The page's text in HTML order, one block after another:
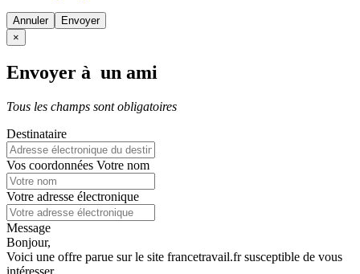
Annuler
×
Envoyer à un ami
Tous les champs sont obligatoires
Destinataire
Vos coordonnées Votre nom
Votre adresse électronique
Message
Bonjour,
Voici une offre parue sur le site francetravail.fr susceptible de vous